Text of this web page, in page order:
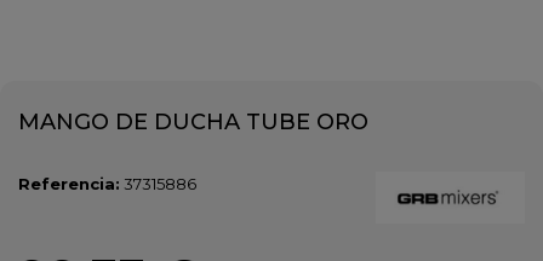
MANGO DE DUCHA TUBE ORO
Referencia: 37315886